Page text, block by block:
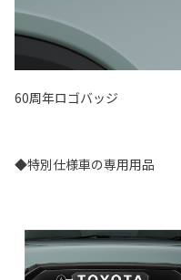
60周年ロゴバッジ
◆特別仕様車の専用用品